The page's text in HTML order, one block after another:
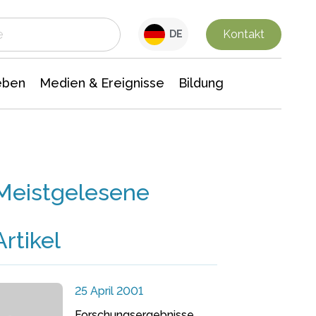
DE Kontakt
Medien & Ereignisse Bildung
25 April 2001